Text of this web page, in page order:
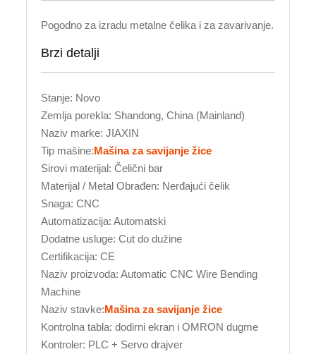
Pogodno za izradu metalne čelika i za zavarivanje.
Brzi detalji
Stanje: Novo
Zemlja porekla: Shandong, China (Mainland)
Naziv marke: JIAXIN
Tip mašine:Mašina za savijanje žice
Sirovi materijal: Čelični bar
Materijal / Metal Obrađen: Nerđajući čelik
Snaga: CNC
Automatizacija: Automatski
Dodatne usluge: Cut do dužine
Certifikacija: CE
Naziv proizvoda: Automatic CNC Wire Bending
Machine
Naziv stavke:Mašina za savijanje žice
Kontrolna tabla: dodirni ekran i OMRON dugme
Kontroler: PLC + Servo drajver